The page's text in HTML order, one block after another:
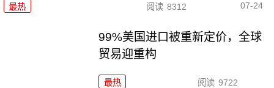
最热 阅读 8312 07-24
99%美国进口被重新定价，全球
贸易迎重构
最热 阅读 9722